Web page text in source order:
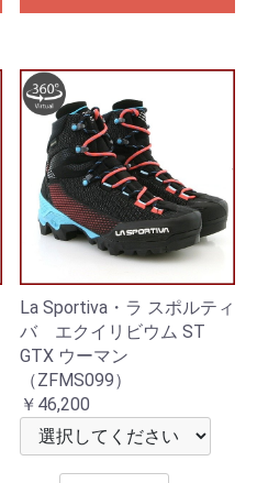
La Sportiva・ラ スポルティ
バ エクイリビウム ST
GTX ウーマン
（ZFMS099）
￥46,200